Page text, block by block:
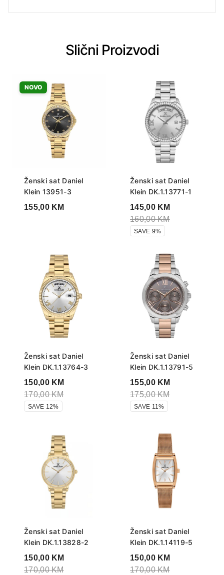
Slični Proizvodi
NOVO
Ženski sat Daniel
Klein 13951-3
155,00 KM
Ženski sat Daniel
Klein DK.1.13771-1
145,00 KM
160,00KM
SAVE 9%
Ženski sat Daniel
Klein DK.1.13764-3
150,00 KM
170,00KM
SAVE 12%
Ženski sat Daniel
Klein DK.1.13791-5
155,00 KM
175,00KM
SAVE 11%
Ženski sat Daniel
Klein DK.1.13828-2
150,00 KM
170,00KM
Ženski sat Daniel
Klein DK.1.14119-5
150,00 KM
170,00KM